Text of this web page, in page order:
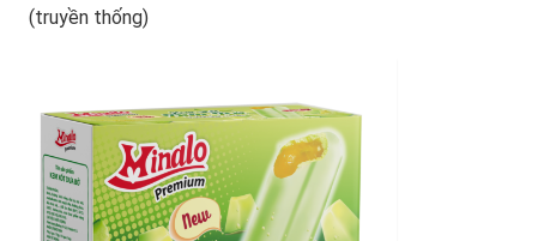
(truyền thống)